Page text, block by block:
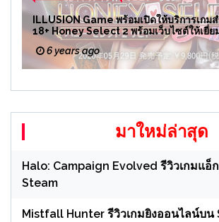
ILLUSION Game พร้อมเปิดให้บริการเกม
18+ Honey Select 2 พร้อมเว็บไซต์ให้เยี่ย
6 years ago
มาใหม่ล่าสุด
Halo: Campaign Evolved รีวิวเกมแอ็
Steam
Mistfall Hunter รีวิวเกมยิงออนไลน์บน